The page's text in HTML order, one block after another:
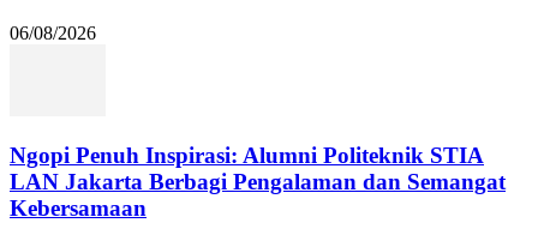
06/08/2026
Ngopi Penuh Inspirasi: Alumni Politeknik STIA
LAN Jakarta Berbagi Pengalaman dan Semangat
Kebersamaan